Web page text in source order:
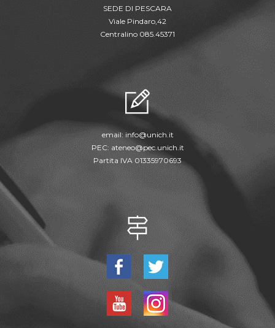
SEDE DI PESCARA
Viale Pindaro,42
Centralino 085.45371
email:info@unich.it
PEC: ateneo@pec.unich.it
Partita IVA 01335970693